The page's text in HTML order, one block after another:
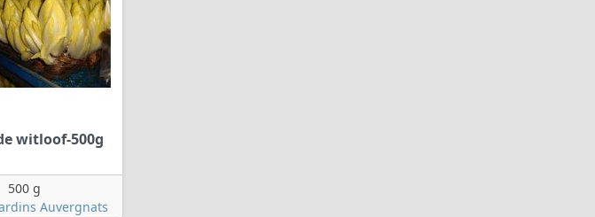
witloof-500g
500 g
Auvergnats